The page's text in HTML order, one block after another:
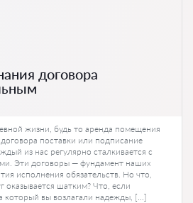
договора
жизни, будь то аренда помещения
поставки или подписание
из нас регулярно сталкивается с
Эти договоры — фундамент наших
исполнения обязательств. Но что,
оказывается шатким? Что, если
который вы возлагали надежды, […]